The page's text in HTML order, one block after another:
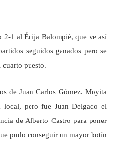
2-1 al Écija Balompié, que ve así
seguidos ganados pero se
cuarto puesto.
de Juan Carlos Gómez. Moyita
local, pero fue Juan Delgado el
de Alberto Castro para poner
pudo conseguir un mayor botín